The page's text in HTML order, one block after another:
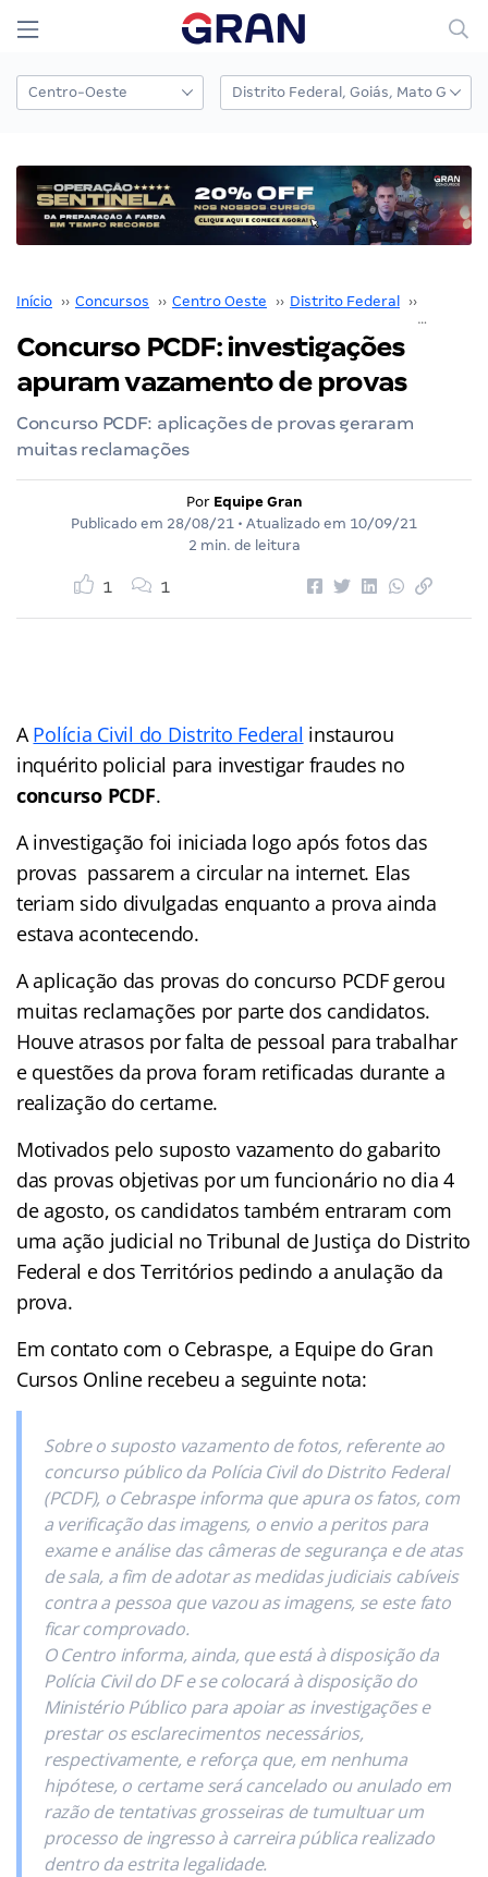
Início ›› Concursos ›› Centro Oeste ›› Distrito Federal ››
Concurso PCDF: investigações
apuram vazamento de provas
Concurso PCDF: aplicações de provas geraram
muitas reclamações
Por Equipe Gran
Publicado em 28/08/21 • Atualizado em 10/09/21
2 min. de leitura
1 1
APolícia Civil do Distrito Federal instaurou
inquérito policial para investigar fraudes no
concurso PCDF.
A investigação foi iniciada logo após fotos das
provas passarem a circular na internet. Elas
teriam sido divulgadas enquanto a prova ainda
estava acontecendo.
A aplicação das provas do concurso PCDF gerou
muitas reclamações por parte dos candidatos.
Houve atrasos por falta de pessoal para trabalhar
e questões da prova foram retificadas durante a
realização do certame.
Motivados pelo suposto vazamento do gabarito
das provas objetivas por um funcionário no dia 4
de agosto, os candidatos também entraram com
uma ação judicial no Tribunal de Justiça do Distrito
Federal e dos Territórios pedindo a anulação da
prova.
Em contato com o Cebraspe, a Equipe do Gran
Cursos Online recebeu a seguinte nota:
Sobre o suposto vazamento de fotos, referente ao
concurso público da Polícia Civil do Distrito Federal
(PCDF), o Cebraspe informa que apura os fatos, com
a verificação das imagens, o envio a peritos para
exame e análise das câmeras de segurança e de atas
de sala, a fim de adotar as medidas judiciais cabíveis
contra a pessoa que vazou as imagens, se este fato
ficar comprovado.
O Centro informa, ainda, que está à disposição da
Polícia Civil do DF e se colocará à disposição do
Ministério Público para apoiar as investigações e
prestar os esclarecimentos necessários,
respectivamente, e reforça que, em nenhuma
hipótese, o certame será cancelado ou anulado em
razão de tentativas grosseiras de tumultuar um
processo de ingresso à carreira pública realizado
dentro da estrita legalidade.